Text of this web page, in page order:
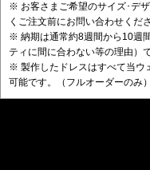
※ お客さまご希望のサイズ･デ
くご注文前にお問い合わせくだ
※ 納期は通常約8週間から10週
ティに間に合わない等の理由）
※ 製作したドレスはすべて当ウ
可能です。（フルオーダーのみ